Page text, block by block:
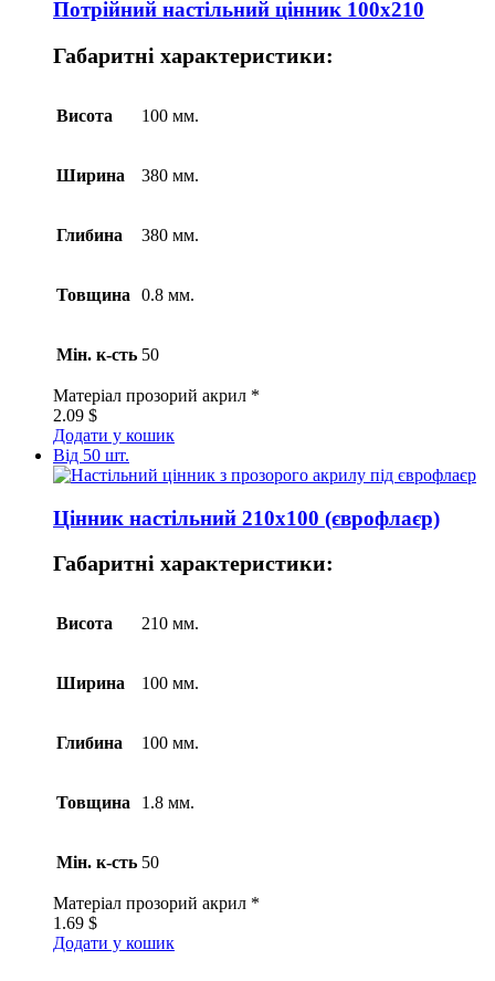
Потрійний настільний цінник 100х210
Габаритні характеристики:
Висота 100 мм.
Ширина 380 мм.
Глибина 380 мм.
Товщина 0.8 мм.
Мін. к-сть 50
Матеріал прозорий акрил *
2.09 $
Додати у кошик
Від 50 шт.
Цінник настільний 210х100 (єврофлаєр)
Габаритні характеристики:
Висота 210 мм.
Ширина 100 мм.
Глибина 100 мм.
Товщина 1.8 мм.
Мін. к-сть 50
Матеріал прозорий акрил *
1.69 $
Додати у кошик